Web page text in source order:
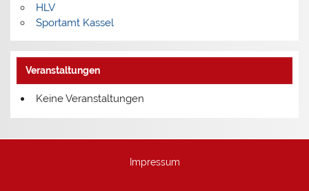
HLV
Sportamt Kassel
Veranstaltungen
Keine Veranstaltungen
Impressum